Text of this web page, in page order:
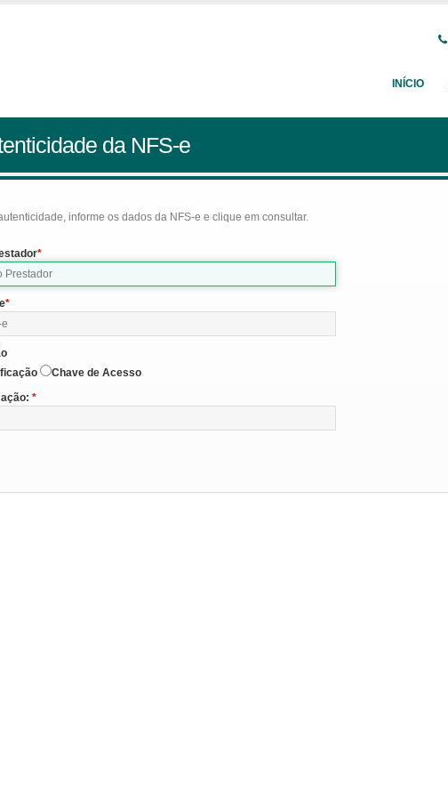
INÍCIO
da NFS-e
informe os dados da NFS-e e clique em consultar.
Chave de Acesso